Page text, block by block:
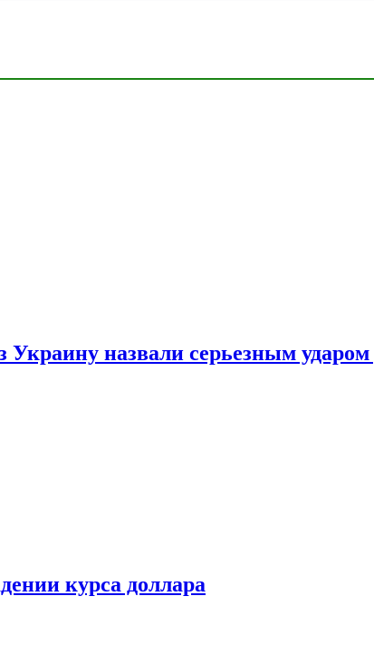
Украину назвали серьезным
курса доллара